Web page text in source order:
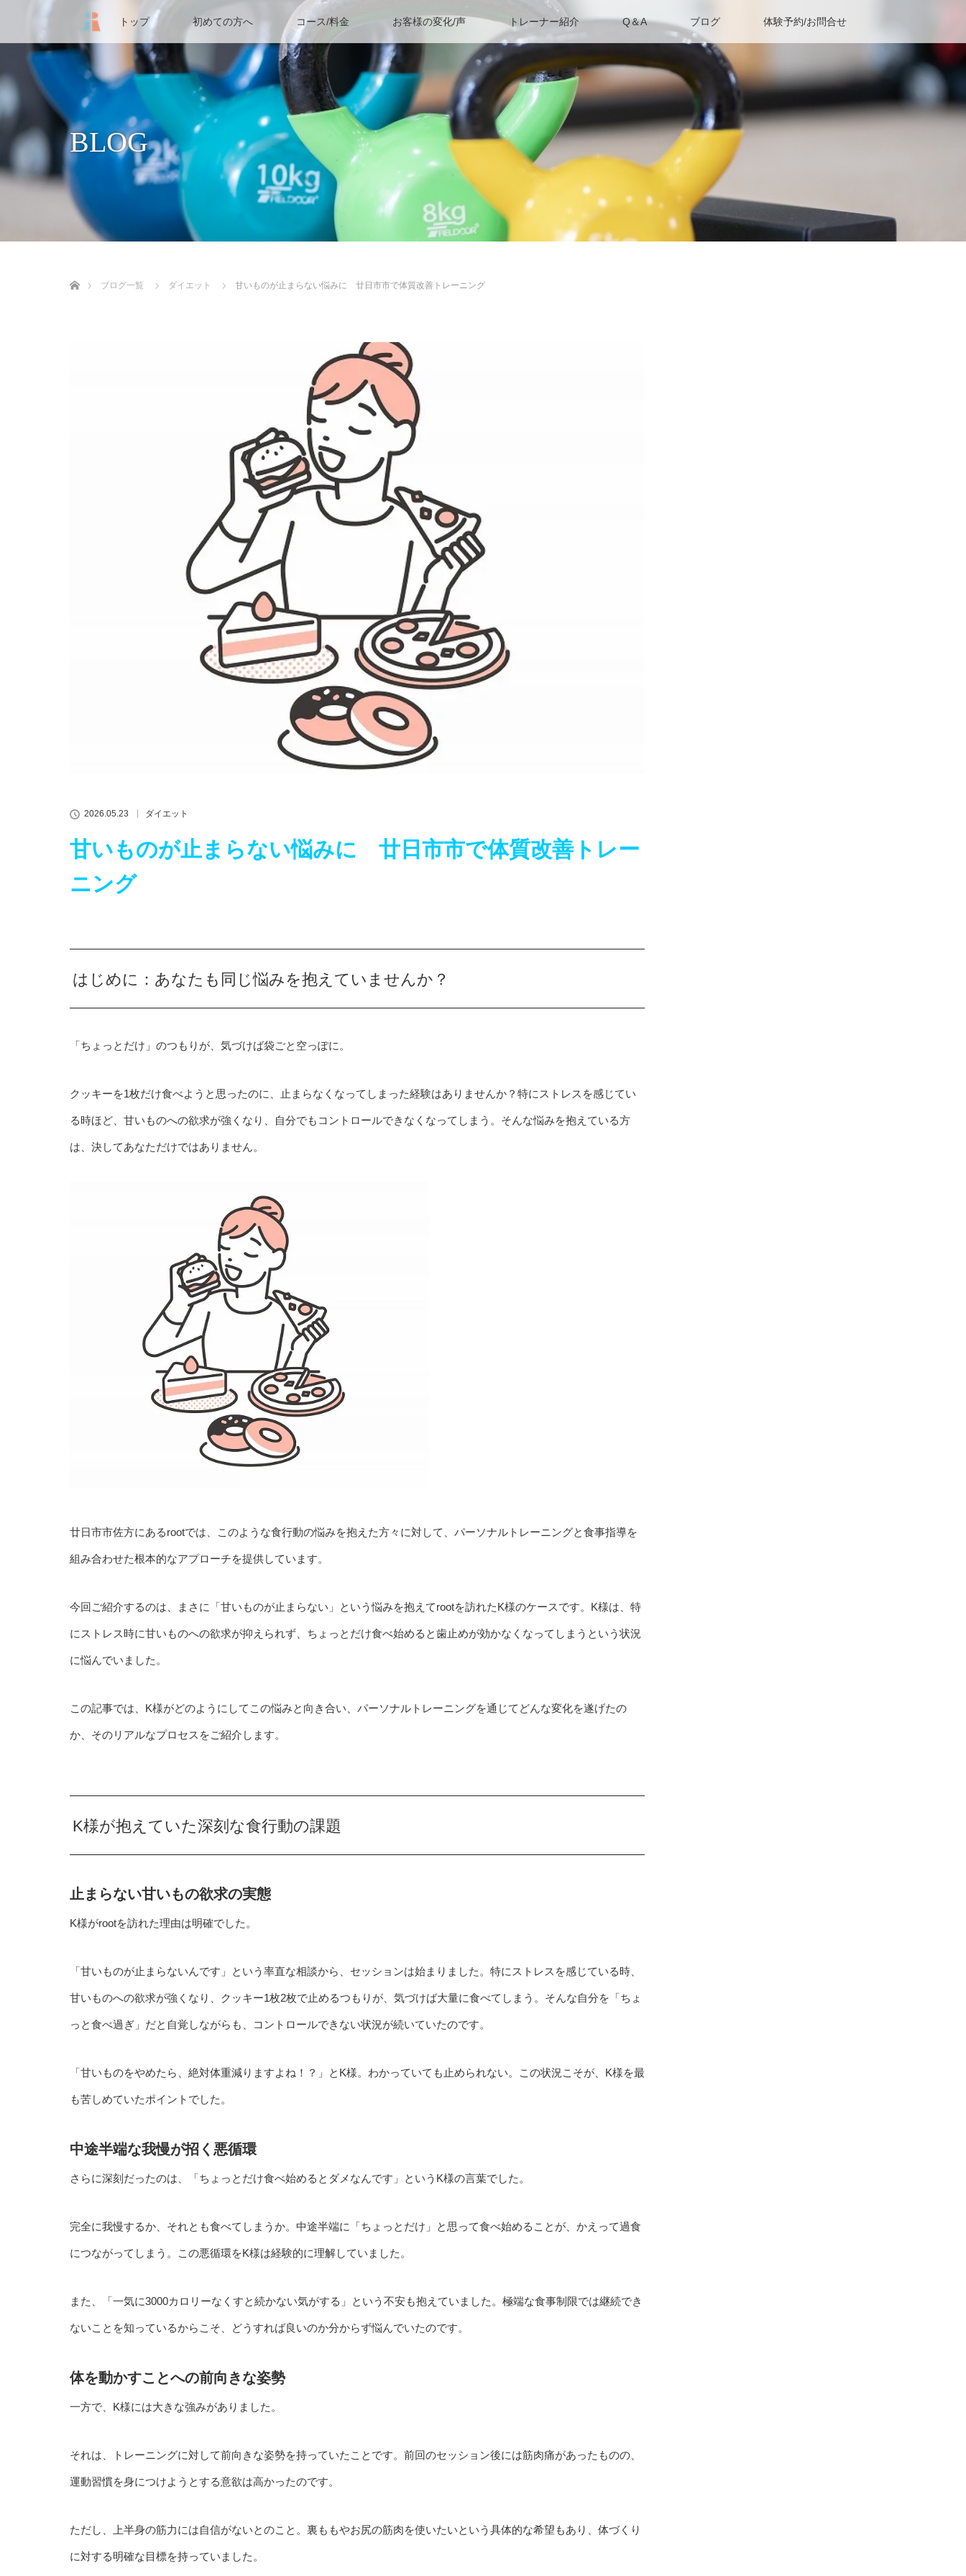
トップ 初めての方へ コース/料金 お客様の変化/声 トレーナー紹介 Q＆A ブログ 体験予約/お問合せ
BLOG
ブログ一覧
ダイエット 甘いものが止まらない悩みに 廿日市市で体質改善トレーニング
2026.05.23 ダイエット
甘いものが止まらない悩みに 廿日市市で体質改善トレー
ニング
はじめに：あなたも同じ悩みを抱えていませんか？
「ちょっとだけ」のつもりが、気づけば袋ごと空っぽに。
クッキーを1枚だけ食べようと思ったのに、止まらなくなってしまった経験はありませんか？特にストレスを感じてい
る時ほど、甘いものへの欲求が強くなり、自分でもコントロールできなくなってしまう。そんな悩みを抱えている方
は、決してあなただけではありません。
廿日市市佐方にあるrootでは、このような食行動の悩みを抱えた方々に対して、パーソナルトレーニングと食事指導を
組み合わせた根本的なアプローチを提供しています。
今回ご紹介するのは、まさに「甘いものが止まらない」という悩みを抱えてrootを訪れたK様のケースです。K様は、特
にストレス時に甘いものへの欲求が抑えられず、ちょっとだけ食べ始めると歯止めが効かなくなってしまうという状況
に悩んでいました。
この記事では、K様がどのようにしてこの悩みと向き合い、パーソナルトレーニングを通じてどんな変化を遂げたの
か、そのリアルなプロセスをご紹介します。
K様が抱えていた深刻な食行動の課題
止まらない甘いもの欲求の実態
K様がrootを訪れた理由は明確でした。
「甘いものが止まらないんです」という率直な相談から、セッションは始まりました。特にストレスを感じている時、
甘いものへの欲求が強くなり、クッキー1枚2枚で止めるつもりが、気づけば大量に食べてしまう。そんな自分を「ちょ
っと食べ過ぎ」だと自覚しながらも、コントロールできない状況が続いていたのです。
「甘いものをやめたら、絶対体重減りますよね！？」とK様。わかっていても止められない。この状況こそが、K様を最
も苦しめていたポイントでした。
中途半端な我慢が招く悪循環
さらに深刻だったのは、「ちょっとだけ食べ始めるとダメなんです」というK様の言葉でした。
完全に我慢するか、それとも食べてしまうか。中途半端に「ちょっとだけ」と思って食べ始めることが、かえって過食
につながってしまう。この悪循環をK様は経験的に理解していました。
また、「一気に3000カロリーなくすと続かない気がする」という不安も抱えていました。極端な食事制限では継続でき
ないことを知っているからこそ、どうすれば良いのか分からず悩んでいたのです。
体を動かすことへの前向きな姿勢
一方で、K様には大きな強みがありました。
それは、トレーニングに対して前向きな姿勢を持っていたことです。前回のセッション後には筋肉痛があったものの、
運動習慣を身につけようとする意欲は高かったのです。
ただし、上半身の筋力には自信がないとのこと。裏ももやお尻の筋肉を使いたいという具体的な希望もあり、体づくり
に対する明確な目標を持っていました。